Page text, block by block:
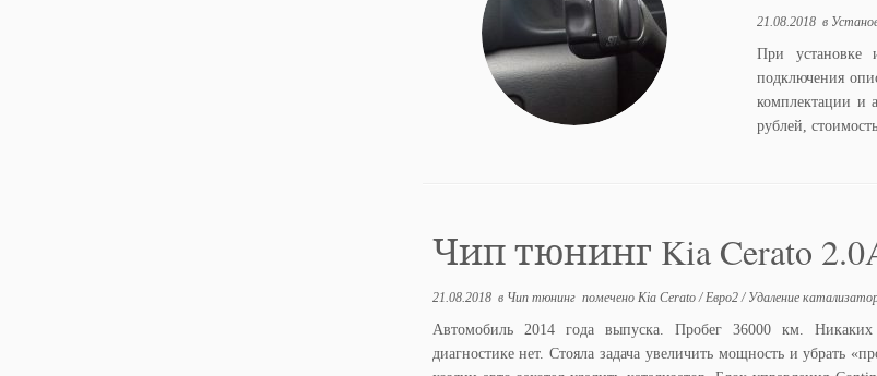
21.08.2018 в
При установке
подключения
комплектации и
рублей,
Чип тюнинг Kia Cerato
21.08.2018в Чип тюнинг помечено Kia Cerato/Евро2/ Удаление
Автомобиль 2014 года выпуска. Пробег 36000 км.
диагностике нет. Стояла задача увеличить мощность и убрать